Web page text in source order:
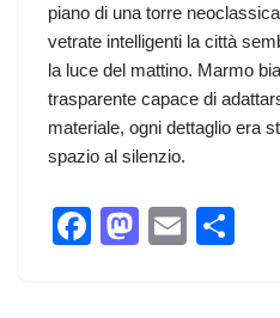
piano di una torre
vetrate intelligenti la città
la luce del mattino. Marmo
trasparente capace di
materiale, ogni dettaglio era
spazio al silenzio.
F
M
E